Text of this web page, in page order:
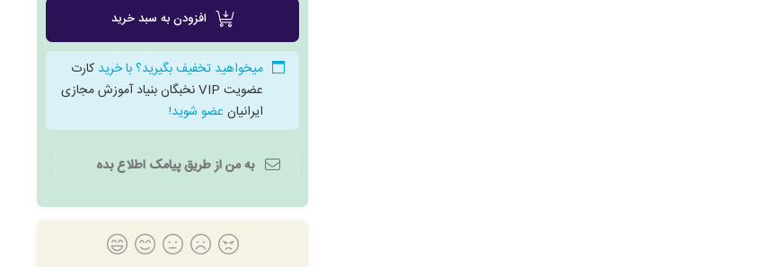
افزودن به سبد خرید
میخواهید تخفیف بگیرید؟ با خرید کارت
عضویت VIP نخبگان بنیاد آموزش مجازی
ایرانیان عضو شوید!
به من از طریق پیامک اطلاع بده